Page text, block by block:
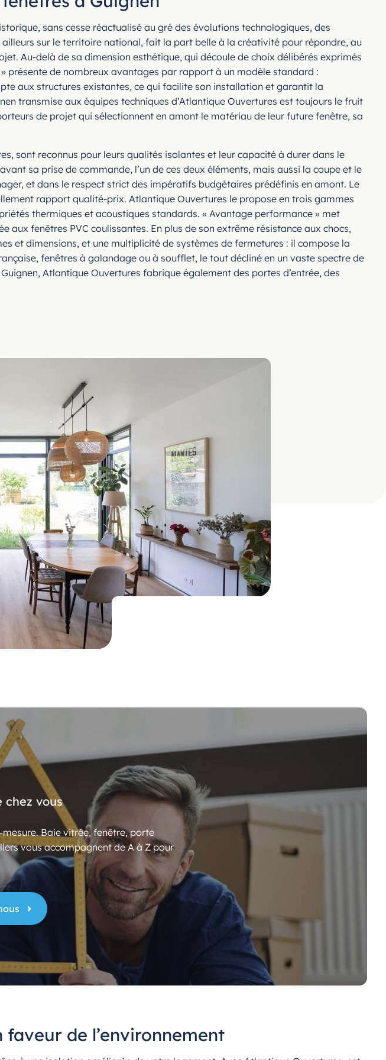
sans cesse réactualisé au gré des évolutions technologiques, des
sur le territoire national, fait la part belle à la créativité pour répondre, au
Au-delà de sa dimension esthétique, qui découle de choix délibérés exprimés
présente de nombreux avantages par rapport à un modèle standard :
aux structures existantes, ce qui facilite son installation et garantit la
transmise aux équipes techniques d’Atlantique Ouvertures est toujours le fruit
de projet qui sélectionnent en amont le matériau de leur future fenêtre, sa
sont reconnus pour leurs qualités isolantes et leur capacité à durer dans le
sa prise de commande, l’un de ces deux éléments, mais aussi la coupe et le
et dans le respect strict des impératifs budgétaires prédéfinis en amont. Le
rapport qualité-prix. Atlantique Ouvertures le propose en trois gammes
thermiques et acoustiques standards. « Avantage performance » met
aux fenêtres PVC coulissantes. En plus de son extrême résistance aux chocs,
et dimensions, et une multiplicité de systèmes de fermetures : il compose la
fenêtres à galandage ou à soufflet, le tout décliné en un vaste spectre de
Atlantique Ouvertures fabrique également des portes d’entrée, des
chez vous
Baie vitrée, fenêtre, porte
vous accompagnent de A à Z pour
de l’environnement